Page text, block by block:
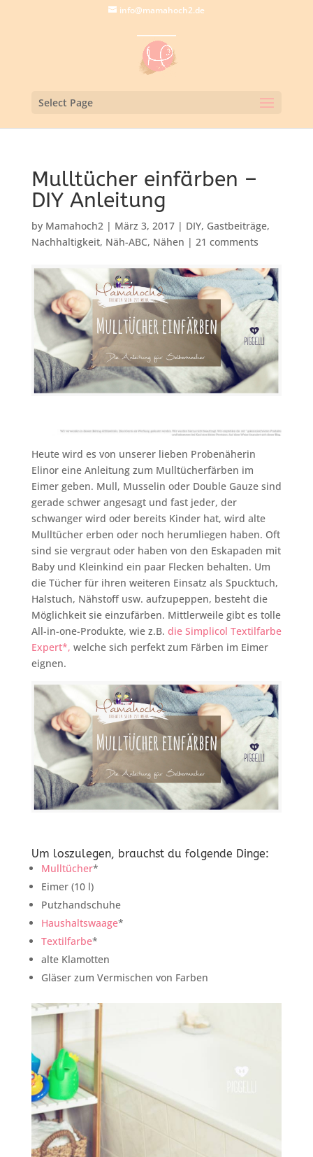
info@mamahoch2.de
Select Page
Mulltücher einfärben –
DIY Anleitung
by Mamahoch2| März 3, 2017| DIY, Gastbeiträge,
Nachhaltigkeit, Näh-ABC, Nähen | 21 comments
Heute wird es von unserer lieben Probenäherin
Elinor eine Anleitung zum Mulltücherfärben im
Eimer geben. Mull, Musselin oder Double Gauze sind
gerade schwer angesagt und fast jeder, der
schwanger wird oder bereits Kinder hat, wird alte
Mulltücher erben oder noch herumliegen haben. Oft
sind sie vergraut oder haben von den Eskapaden mit
Baby und Kleinkind ein paar Flecken behalten. Um
die Tücher für ihren weiteren Einsatz als Spucktuch,
Halstuch, Nähstoff usw. aufzupeppen, besteht die
Möglichkeit sie einzufärben. Mittlerweile gibt es tolle
All-in-one-Produkte, wie z.B. die Simplicol Textilfarbe
Expert*, welche sich perfekt zum Färben im Eimer
eignen.
Um loszulegen, brauchst du folgende Dinge:
Mulltücher*
Eimer (10 l)
Putzhandschuhe
Haushaltswaage*
Textilfarbe*
alte Klamotten
Gläser zum Vermischen von Farben